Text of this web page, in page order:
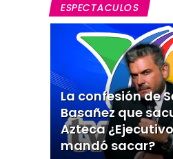
ESPECTACULOS
La confesión de
Basañez que
Azteca
mandó sacar?